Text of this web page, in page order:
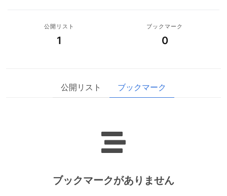
公開リスト
1
ブックマーク
0
公開リスト ブックマーク
ブックマークがありません